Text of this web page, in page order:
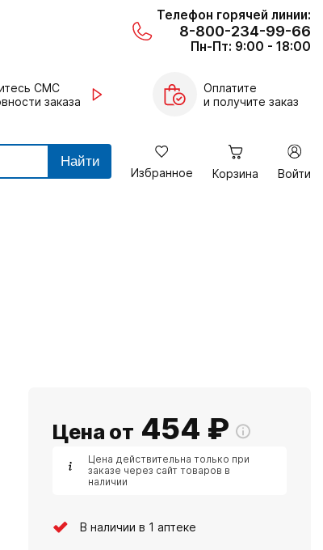
Телефон горячей линии:
8-800-234-99-66
Пн-Пт: 9:00 - 18:00
СМС
заказа
Оплатите
и получите заказ
Найти
Избранное Корзина Войти
Цена от 454 ₽
Цена действительна только при
заказе через сайт товаров в
наличии
В наличии в 1 аптеке